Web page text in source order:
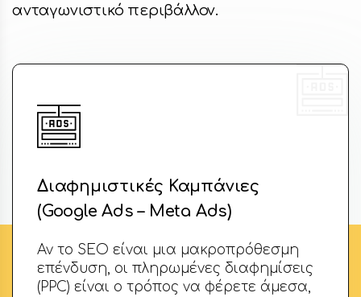
ανταγωνιστικό περιβάλλον.
Διαφημιστικές Καμπάνιες
(Google Ads – Meta Ads)
Αν το SEO είναι μια μακροπρόθεσμη
επένδυση, οι πληρωμένες διαφημίσεις
(PPC) είναι ο τρόπος να φέρετε άμεσα,